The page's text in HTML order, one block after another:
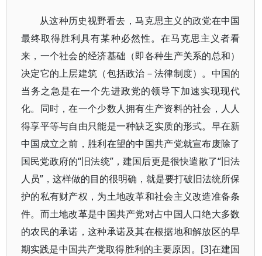
从这种历史视野看去，马克思主义的政党在中国
最终取得胜利具有某种必然性。在马克思主义者看
来，一个社会的经济基础（即各种生产关系的总和）
决定它的上层建筑（包括政治－法律制度）。中国的
当务之急是在一个先进政党的领导下加速实现现代
化。同时，在一个少数人拥有生产资料的社会，人人
得享平等与自由只能是一种缺乏实质的形式。早在新
中国成立之前，胜利在望的中国共产党就宣布废除了
国民党政府的“旧法统”，建国后更是很快遣散了“旧法
人员”，这样做的目的很明确，就是要打破旧法统所保
护的私有财产权，为土地改革和社会主义改造准备条
件。而土地改革是中国共产党对占中国人口绝大多数
的农民的承诺，这种承诺及其在根据地和解放区的早
期实践是中国共产党取得胜利的主要原因。[3]在建国